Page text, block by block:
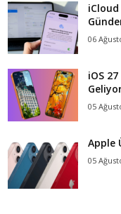
iCloud
06
iOS
05
Apple
05